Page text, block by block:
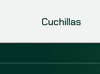
Cuchillas